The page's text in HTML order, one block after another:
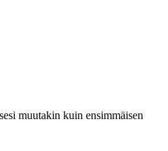
muutakin kuin ensimmäisen